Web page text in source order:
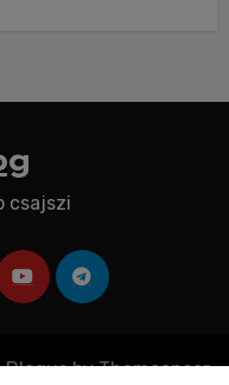
csajszi
BlogusbyThemeansar.